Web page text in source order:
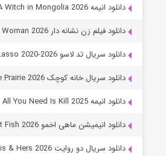
دانلود انیمه Jaadugar: A Witch in Mongolia 2026
دانلود فیلم زن نشانه دار The Marked Woman 2026
دانلود سریال تد لاسو Ted Lasso 2020-2026
دانلود سریال خانه کوچک Little House on the Prairie 2026
دانلود انیمه All You Need Is Kill 2025
دانلود انیمیشن ماهی اخمو The Pout-Pout Fish 2026
دانلود سریال دو روایت His & Hers 2026